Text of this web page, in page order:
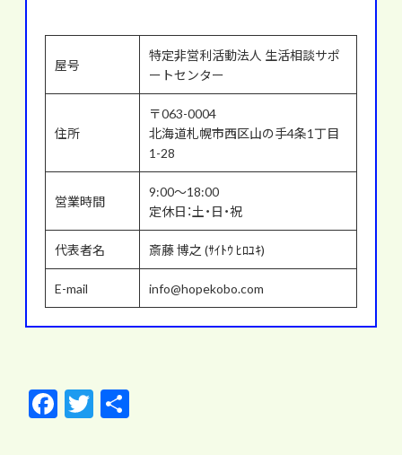
屋号
特定非営利活動法人 生活相談サポ
ートセンター
住所
〒063-0004
北海道札幌市西区山の手4条1丁目
1-28
営業時間
9:00～18:00
定休日：土・日・祝
代表者名 斎藤 博之 (ｻｲﾄｳ ﾋﾛﾕｷ)
E-mail info@hopekobo.com
F
ac
T
w